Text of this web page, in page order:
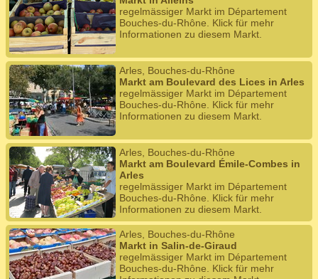
regelmässiger Markt im Département
Bouches-du-Rhône. Klick für mehr
Informationen zu diesem Markt.
Arles, Bouches-du-Rhône
Markt am Boulevard des Lices in Arles
regelmässiger Markt im Département
Bouches-du-Rhône. Klick für mehr
Informationen zu diesem Markt.
Arles, Bouches-du-Rhône
Markt am Boulevard Émile-Combes in
Arles
regelmässiger Markt im Département
Bouches-du-Rhône. Klick für mehr
Informationen zu diesem Markt.
Arles, Bouches-du-Rhône
Markt in Salin-de-Giraud
regelmässiger Markt im Département
Bouches-du-Rhône. Klick für mehr